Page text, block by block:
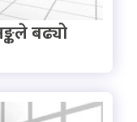
बढ्यो